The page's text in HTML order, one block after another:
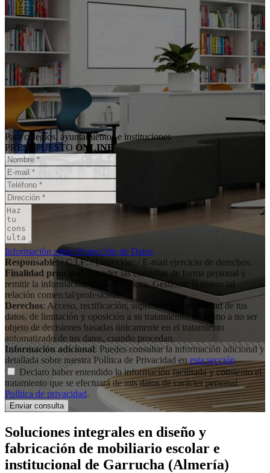
Para colegios, ayuntamientos e instituciones
PRESUPUESTO ONLINE
Información sobre Protección de Datos
Responsable: / C.I.F: / Dirección: / E-mail ejercicio de derechos:
Finalidad principal
: Atender las consultas de forma personal y
remitir la información que nos solicita. Gestionar la potencial
relación comercial/profesional.
Derechos: Acceso, rectificación, supresión y portabilidad de tus
datos, de limitación y oposición a su tratamiento, así como a no ser
objeto de decisiones basadas únicamente en el tratamiento
automatizado de tus datos, cuando procedan.
Información adicional: Puedes consultar la información adicional y
detallada sobre nuestra Política de Privacidad en esta sección.
Declaro haber entendido la información facilitada y consiento el
tratamiento que se efectuará de mis datos de carácter personal.
Política de privacidad.
Soluciones integrales en diseño y
fabricación de mobiliario escolar e
institucional de Garrucha (Almería)